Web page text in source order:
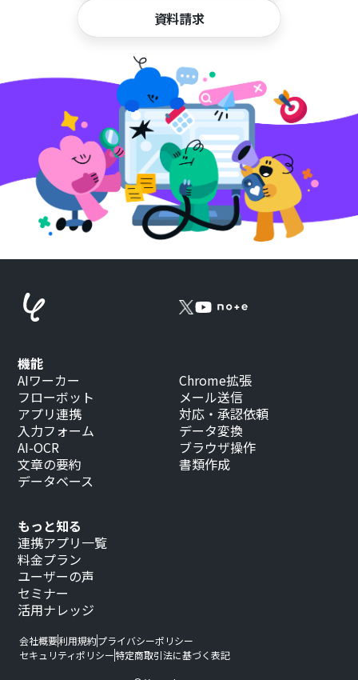
資料請求
もっと知る
連携アプリ一覧
料金プラン
ユーザーの声
セミナー
活用ナレッジ
機能
AIワーカー
フローボット
アプリ連携
入力フォーム
AI-OCR
文章の要約
データベース
Chrome拡張
メール送信
対応・承認依頼
データ変換
ブラウザ操作
書類作成
会社概要利用規約プライバシーポリシー
セキュリティポリシー特定商取引法に基づく表記